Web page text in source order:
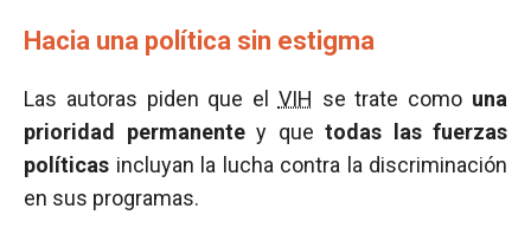
Hacia una política sin estigma
Las autoras piden que el VIH se trate como una
prioridad permanentey que todas las fuerzas
políticas incluyan la lucha contra la discriminación
en sus programas.